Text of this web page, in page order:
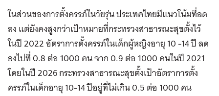
ในส่วนของการตั้งครรภ์ในวัยรุ่น ประเทศไทยมีแนวโน้มที่ลด
ลง แต่ยังคงสูงกว่าเป้าหมายที่กระทรวงสาธารณะสุขตั้งไว้
ในปี 2022 อัตราการตั้งครรภ์ในเด็กผู้หญิงอายุ 10 -14 ปี ลด
ลงไปที่ 0.8 ต่อ 1000 คน จาก 0.9 ต่อ 1000 คนในปี 2021
โดยในปี 2026 กระทรวงสาธารณะสุขตั้งเป้าอัตราการตั้ง
ครรภ์ในเด็กอายุ 10-14 ปีอยู่ที่ไม่เกิน 0.5 ต่อ 1000 คน